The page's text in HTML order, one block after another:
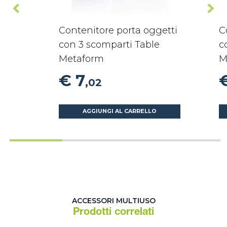
Contenitore porta oggetti
con 3 scomparti Table
Metaform
€ 7,02
AGGIUNGI AL CARRELLO
ACCESSORI MULTIUSO
Prodotti correlati